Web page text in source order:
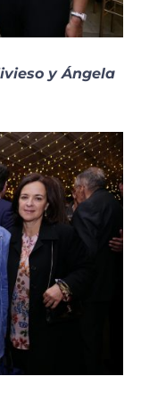
y Ángela